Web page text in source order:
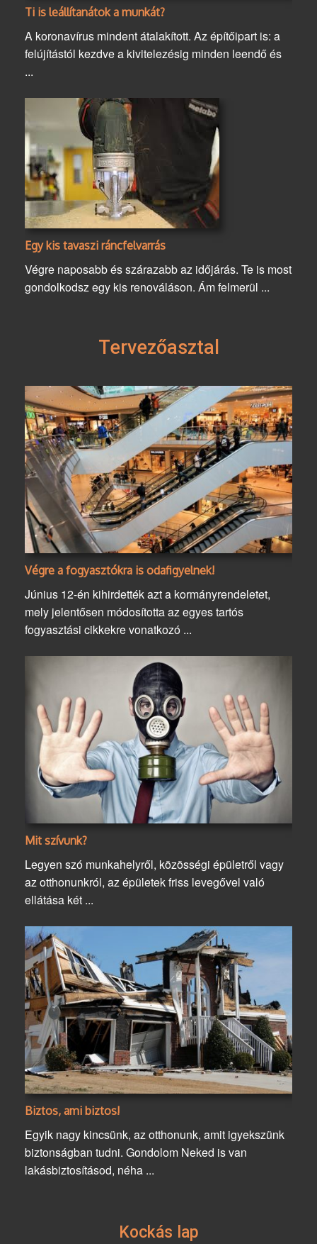
Ti is leállítanátok a munkát?
A koronavírus mindent átalakított. Az építőipart is: a
felújítástól kezdve a kivitelezésig minden leendő és
...
Egy kis tavaszi ráncfelvarrás
Végre naposabb és szárazabb az időjárás. Te is most
gondolkodsz egy kis renováláson. Ám felmerül ...
Tervezőasztal
Végre a fogyasztókra is odafigyelnek!
Június 12-én kihirdették azt a kormányrendeletet,
mely jelentősen módosította az egyes tartós
fogyasztási cikkekre vonatkozó ...
Mit szívunk?
Legyen szó munkahelyről, közösségi épületről vagy
az otthonunkról, az épületek friss levegővel való
ellátása két ...
Biztos, ami biztos!
Egyik nagy kincsünk, az otthonunk, amit igyekszünk
biztonságban tudni. Gondolom Neked is van
lakásbiztosításod, néha ...
Kockás lap